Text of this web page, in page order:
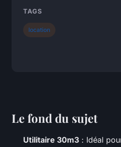
Le fond du sujet
Utilitaire 30m3 : Idéal
TAGS
location